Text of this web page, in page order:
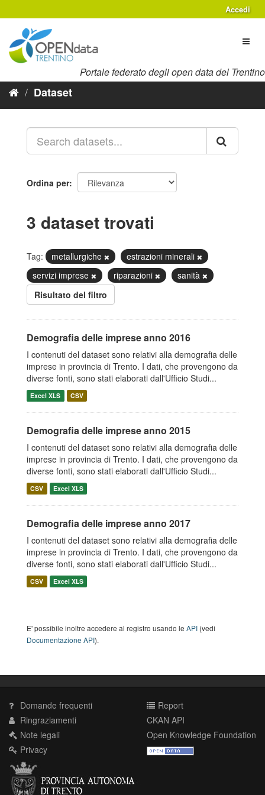
al
contenuto
Accedi
Portale federato degli open data del Trentino
Dataset
Ordina per
3 dataset trovati
Tag: metallurgiche
estrazioni minerali
servizi imprese
riparazioni
sanità
Risultato del filtro
Demografia delle imprese anno 2016
I contenuti del dataset sono relativi alla demografia delle
imprese in provincia di Trento. I dati, che provengono da
diverse fonti, sono stati elaborati dall'Ufficio Studi...
Excel XLS CSV
Demografia delle imprese anno 2015
I contenuti del dataset sono relativi alla demografia delle
imprese in provincia di Trento. I dati, che provengono da
diverse fonti, sono stati elaborati dall'Ufficio Studi...
CSV Excel XLS
Demografia delle imprese anno 2017
I contenuti del dataset sono relativi alla demografia delle
imprese in provincia di Trento. I dati, che provengono da
diverse fonti, sono stati elaborati dall'Ufficio Studi...
CSV Excel XLS
E' possibile inoltre accedere al registro usando le API (vedi
Documentazione API).
Domande frequenti
Ringraziamenti
Note legali
Privacy
Report
CKAN API
Open Knowledge Foundation